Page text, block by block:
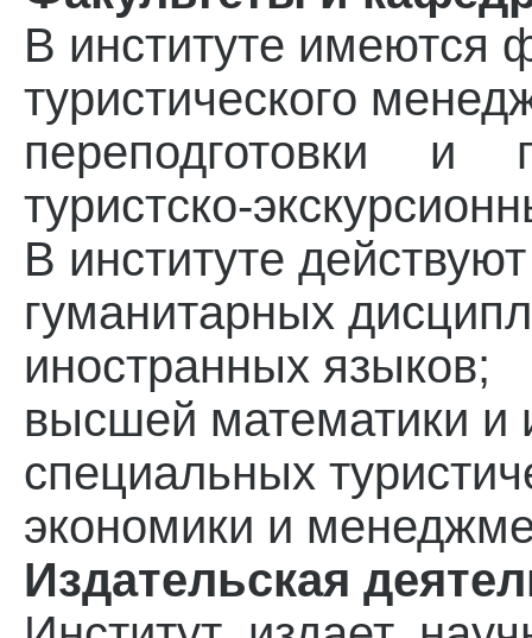
В институте имеются
туристического
переподготовки и
туристско-
В институте
гуманитарных
иностранных языков;
высшей математики и
специальных
экономики и
Издательская